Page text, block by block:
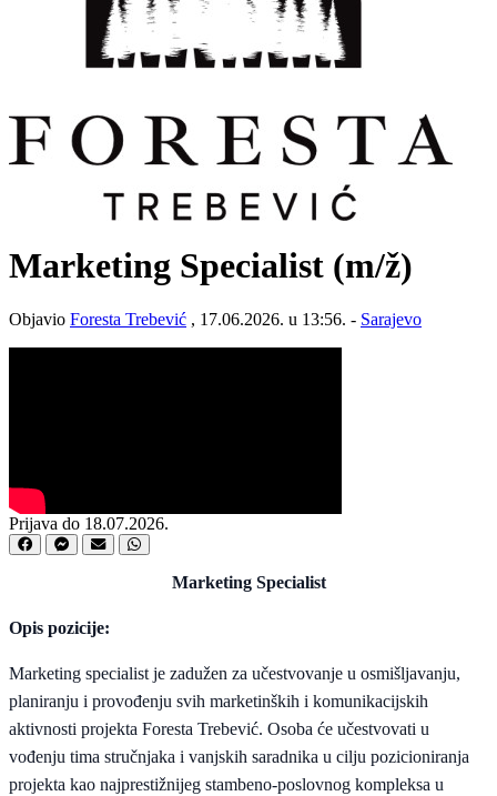
Marketing Specialist (m/ž)
Objavio Foresta Trebević , 17.06.2026. u 13:56. - Sarajevo
Prijava do 18.07.2026.
Marketing Specialist
Opis pozicije:
Marketing specialist je zadužen za učestvovanje u osmišljavanju,
planiranju i provođenju svih marketinških i komunikacijskih
aktivnosti projekta Foresta Trebević. Osoba će učestvovati u
vođenju tima stručnjaka i vanjskih saradnika u cilju pozicioniranja
projekta kao najprestižnijeg stambeno-poslovnog kompleksa u